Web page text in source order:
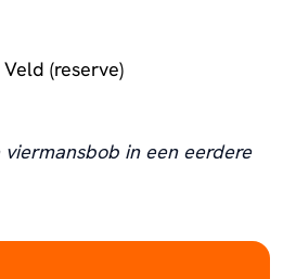
(reserve)
in een eerdere